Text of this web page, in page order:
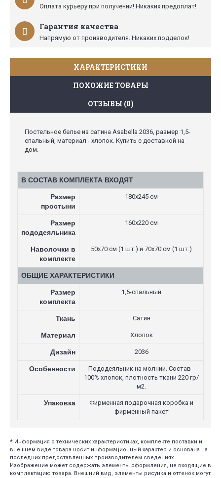
Оплата курьеру при получении! Никаких предоплат!
Гарантия качества
Напрямую от производителя. Никаких подделок!
ХАРАКТЕРИСТИКИ
ПОХОЖИЕ ТОВАРЫ
ОТЗЫВЫ (0)
Постельное белье из сатина Asabella 2036, размер 1,5-
спальный, материал - хлопок. Купить с доставкой на
дом.
В СОСТАВ КОМПЛЕКТА ВХОДЯТ
Размер
простыни
180х245 см
Размер
пододеяльника
160х220 см
Наволочки в
комплекте
50х70 см (1 шт.) и 70х70 см (1 шт.)
ОБЩИЕ ХАРАКТЕРИСТИКИ
Размер
комплекта
1,5-спальный
Ткань Сатин
Материал Хлопок
Дизайн 2036
Особенности
Пододеяльник на молнии. Состав -
100% хлопок, плотность ткани 220 гр/
м2.
Упаковка
Фирменная подарочная коробка и
фирменный пакет
* Информация о технических характеристиках, комплекте поставки и
внешнем виде товара носит информационный характер и основана на
последних предоставленных производителем сведениях.
Изображение может содержать элементы оформления, не входящие в
комплектацию товара. Внешний вид, элементы рисунка и оттенок могут